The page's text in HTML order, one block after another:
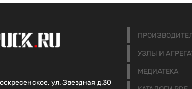
ул. Звездная д.30
УЗЛЫ И
МЕДИАТЕКА